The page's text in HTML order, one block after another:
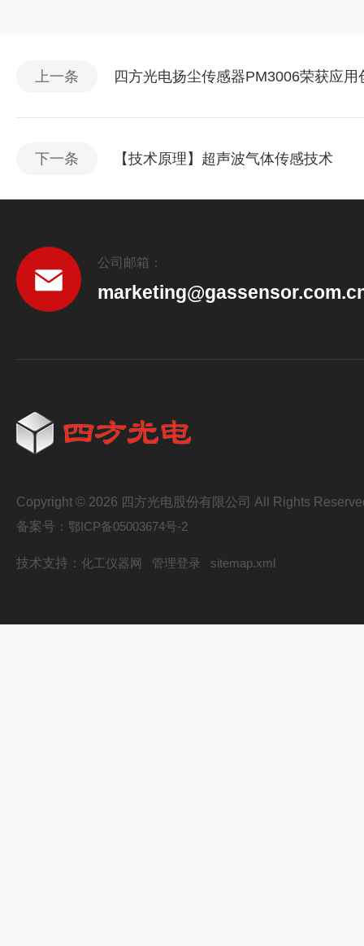
上一条 四方光电扬尘传感器PM3006荣获应
下一条 【技术原理】超声波气体传感技术
公司邮箱：
Copyright © 2026 四方光电股份有限公司 All Rights
备案号： 鄂ICP备05003674号-2
技术支持： 化工仪器网 管理登录 sitemap.xml